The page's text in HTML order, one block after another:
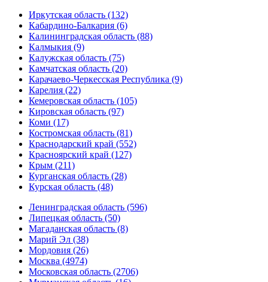
Иркутская область (132)
Кабардино-Балкария (6)
Калининградская область (88)
Калмыкия (9)
Калужская область (75)
Камчатская область (20)
Карачаево-Черкесская Республика (9)
Карелия (22)
Кемеровская область (105)
Кировская область (97)
Коми (17)
Костромская область (81)
Краснодарский край (552)
Красноярский край (127)
Крым (211)
Курганская область (28)
Курская область (48)
Ленинградская область (596)
Липецкая область (50)
Магаданская область (8)
Марий Эл (38)
Мордовия (26)
Москва (4974)
Московская область (2706)